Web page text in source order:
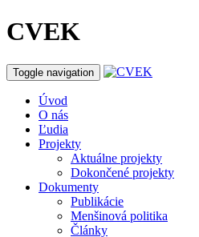
CVEK
Toggle navigation
Úvod
O nás
Ľudia
Projekty
Aktuálne projekty
Dokončené projekty
Dokumenty
Publikácie
Menšinová politika
Články